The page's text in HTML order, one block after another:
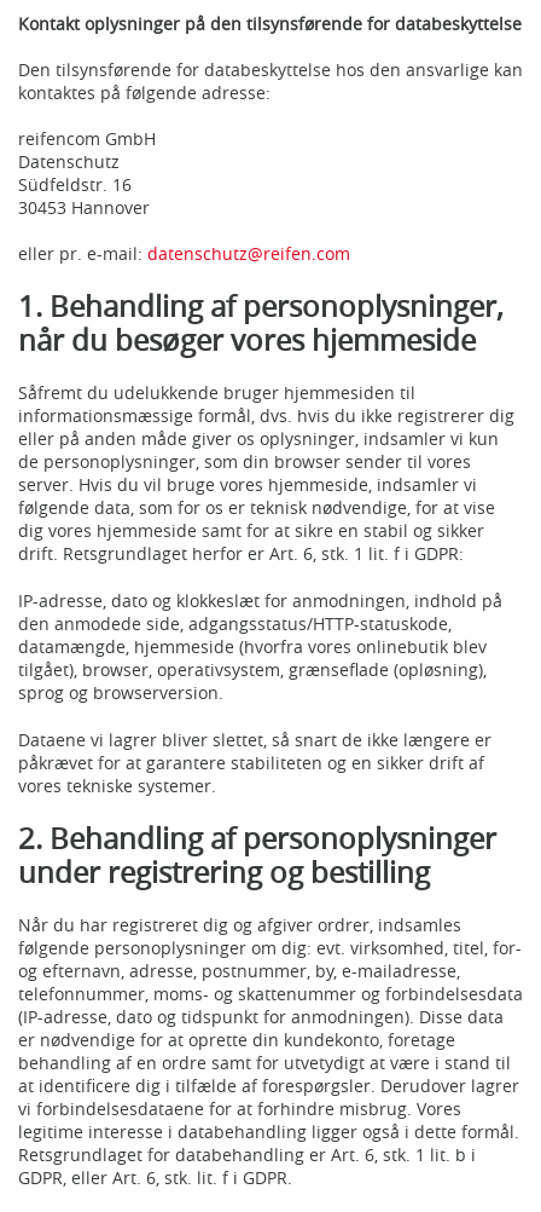
Kontakt oplysninger på den tilsynsførende for databeskyttelse
Den tilsynsførende for databeskyttelse hos den ansvarlige kan
kontaktes på følgende adresse:
reifencom GmbH
Datenschutz
Südfeldstr. 16
30453 Hannover
eller pr. e-mail: datenschutz@reifen.com
1. Behandling af personoplysninger,
når du besøger vores hjemmeside
Såfremt du udelukkende bruger hjemmesiden til
informationsmæssige formål, dvs. hvis du ikke registrerer dig
eller på anden måde giver os oplysninger, indsamler vi kun
de personoplysninger, som din browser sender til vores
server. Hvis du vil bruge vores hjemmeside, indsamler vi
følgende data, som for os er teknisk nødvendige, for at vise
dig vores hjemmeside samt for at sikre en stabil og sikker
drift. Retsgrundlaget herfor er Art. 6, stk. 1 lit. f i GDPR:
IP-adresse, dato og klokkeslæt for anmodningen, indhold på
den anmodede side, adgangsstatus/HTTP-statuskode,
datamængde, hjemmeside (hvorfra vores onlinebutik blev
tilgået), browser, operativsystem, grænseflade (opløsning),
sprog og browserversion.
Dataene vi lagrer bliver slettet, så snart de ikke længere er
påkrævet for at garantere stabiliteten og en sikker drift af
vores tekniske systemer.
2. Behandling af personoplysninger
under registrering og bestilling
Når du har registreret dig og afgiver ordrer, indsamles
følgende personoplysninger om dig: evt. virksomhed, titel, for-
og efternavn, adresse, postnummer, by, e-mailadresse,
telefonnummer, moms- og skattenummer og forbindelsesdata
(IP-adresse, dato og tidspunkt for anmodningen). Disse data
er nødvendige for at oprette din kundekonto, foretage
behandling af en ordre samt for utvetydigt at være i stand til
at identificere dig i tilfælde af forespørgsler. Derudover lagrer
vi forbindelsesdataene for at forhindre misbrug. Vores
legitime interesse i databehandling ligger også i dette formål.
Retsgrundlaget for databehandling er Art. 6, stk. 1 lit. b i
GDPR, eller Art. 6, stk. lit. f i GDPR.